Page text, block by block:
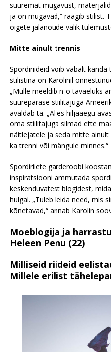
suuremat mugavust,
ja on mugavad,“ räägib stilist.
õigete jalanõude valik
Mitte ainult trennis
Spordiriideid võib vabalt
stilistina on Karolinil
„Mulle meeldib n-ö tavaeluks
suurepärase stiilitajuga
avaldab ta. „Alles hiljaaegu
oma stiilitajuga silmad ette
näitlejatele ja seda mitte ainult
ka trenni või mängule minnes.“
Spordiriiete garderoobi
inspiratsiooni ammutada
keskenduvatest blogidest,
hulgal. „Tuleb leida need, mis
kõnetavad,“ annab Karolin
Moeblogija ja
Heleen Penu (22)
Milliseid riideid
Millele erilist